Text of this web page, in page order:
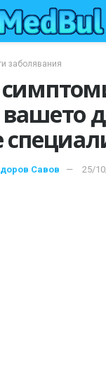
заболявания
Савов 25/